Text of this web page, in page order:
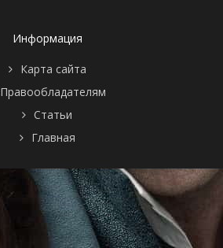
Информация
Карта сайта
Правообладателям
Статьи
Главная